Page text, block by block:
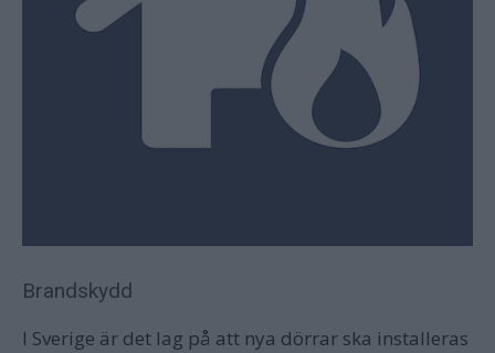
Brandskydd
I Sverige är det lag på att nya dörrar ska installeras